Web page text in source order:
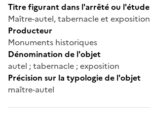
Titre figurant dans l'arrêté ou l'étude
Maître-autel, tabernacle et exposition
Producteur
Monuments historiques
Dénomination de l'objet
autel ; tabernacle ; exposition
Précision sur la typologie de l'objet
maître-autel